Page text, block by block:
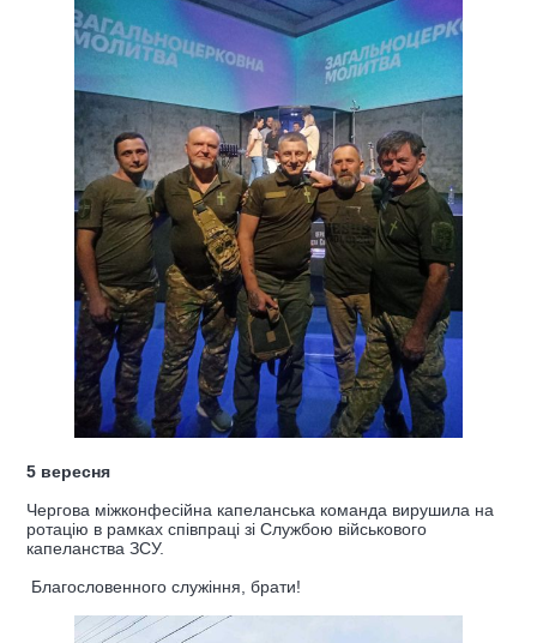
5 вересня
Чергова міжконфесійна капеланська команда вирушила на
ротацію в рамках співпраці зі Службою військового
капеланства ЗСУ.
Благословенного служіння, брати!